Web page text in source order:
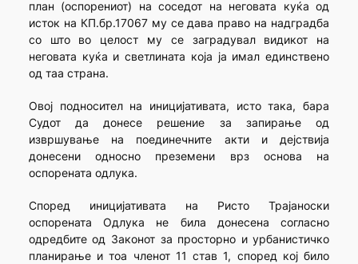
план (оспорениот) на соседот на неговата куќа од
исток на КП.бр.17067 му се дава право на надградба
со што во целост му се заградувал видикот на
неговата куќа и светлината која ја имал единствено
од таа страна.
Овој подносител на иницијативата, исто така, бара
Судот да донесе решение за запирање од
извршување на поединечните акти и дејствија
донесени односно преземени врз основа на
оспорената одлука.
Според иницијативата на Ристо Трајаноски
оспорената Одлука не била донесена согласно
одредбите од Законот за просторно и урбанистичко
планирање и тоа членот 11 став 1, според кој било